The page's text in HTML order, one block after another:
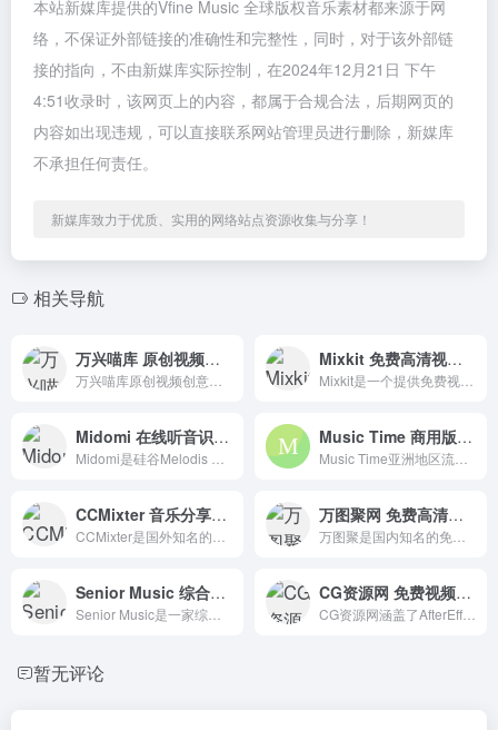
本站新媒库提供的Vfine Music 全球版权音乐素材都来源于网
络，不保证外部链接的准确性和完整性，同时，对于该外部链
接的指向，不由新媒库实际控制，在2024年12月21日 下午
4:51收录时，该网页上的内容，都属于合规合法，后期网页的
内容如出现违规，可以直接联系网站管理员进行删除，新媒库
不承担任何责任。
新媒库致力于优质、实用的网络站点资源收集与分享！
相关导航
万兴喵库 原创视频创意素材平台 Mixkit 免费高清视频素材资源下载网站
Midomi 在线听音识别歌曲工具 Music Time 商用版权音乐库
CCMixter 音乐分享平台,采用CC知识共享协议 万图聚网 免费高清视频素材下载网站
Senior Music 综合性音乐版权服务商 CG资源网 免费视频素材下载
暂无评论